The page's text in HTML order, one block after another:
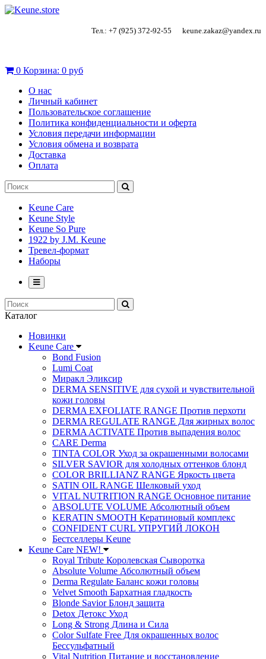
Тел.: +7 (925) 372-92-55 keune.zakaz@yandex.ru
0 Корзина: 0 руб
О нас
Личный кабинет
Пользовательское соглашение
Политика конфиденциальности и оферта
Условия передачи информации
Условия обмена и возврата
Доставка
Оплата
Keune Care
Keune Style
Keune So Pure
1922 by J.M. Keune
Тревел-формат
Наборы
Каталог
Новинки
Keune Care
Bond Fusion
Lumi Coat
Миракл Эликсир
DERMA SENSITIVE для сухой и чувствительной
кожи головы
DERMA EXFOLIATE RANGE Против перхоти
DERMA REGULATE RANGE Для жирных волос
DERMA ACTIVATE Против выпадения волос
CARE Derma
TINTA COLOR Уход за окрашенными волосами
SILVER SAVIOR для холодных оттенков блонд
COLOR BRILLIANZ RANGE Яркость цвета
SATIN OIL RANGE Шелковый уход
VITAL NUTRITION RANGE Основное питание
ABSOLUTE VOLUME Абсолютный объем
KERATIN SMOOTH Кератиновый комплекс
CONFIDENT CURL УПРУГИЙ ЛОКОН
Бестселлеры Keune
Keune Care NEW!
Royal Tribute Королевская Сыворотка
Absolute Volume Абсолютный объем
Derma Regulate Баланс кожи головы
Velvet Smooth Бархатная гладкость
Blonde Savior Блонд защита
Detox Детокс Уход
Long & Strong Длина и Сила
Color Sulfate Free Для окрашенных волос
Бессульфатный
Vital Nutrition Питание и восстановление